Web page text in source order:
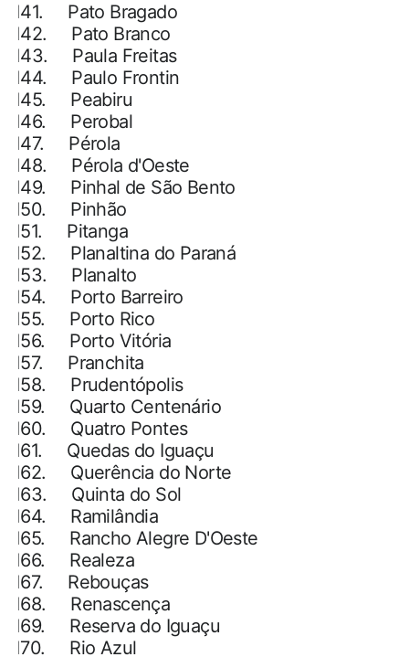
141.
Pato Bragado
142.
Pato Branco
143.
Paula Freitas
144.
Paulo Frontin
145.
Peabiru
146.
Perobal
147.
Pérola
148.
Pérola d'Oeste
149.
Pinhal de São Bento
150.
Pinhão
151.
Pitanga
152.
Planaltina do Paraná
153.
Planalto
154.
Porto Barreiro
155.
Porto Rico
156.
Porto Vitória
157.
Pranchita
158.
Prudentópolis
159.
Quarto Centenário
160.
Quatro Pontes
161.
Quedas do Iguaçu
162.
Querência do Norte
163.
Quinta do Sol
164.
Ramilândia
165.
Rancho Alegre D'Oeste
166.
Realeza
167.
Rebouças
168.
Renascença
169.
Reserva do Iguaçu
170.
Rio Azul